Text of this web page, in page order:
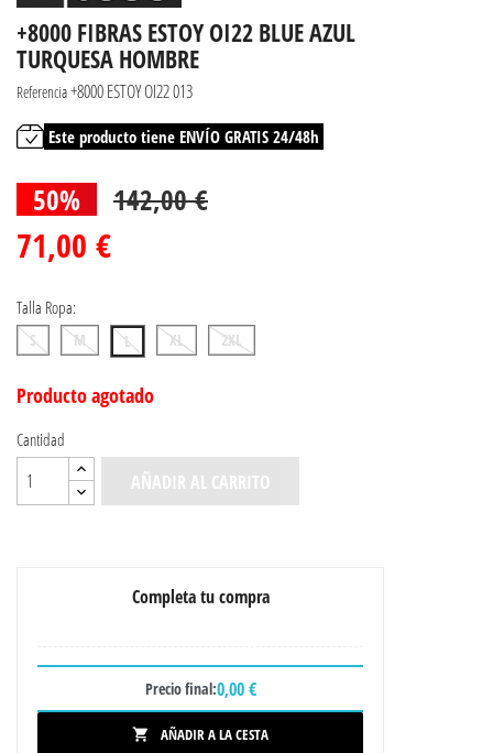
+8000 FIBRAS ESTOY OI22 BLUE AZUL
TURQUESA HOMBRE
Referencia+8000 ESTOY OI22 013
Este producto tiene ENVÍO GRATIS 24/48h
50% 142,00 €
71,00 €
Talla Ropa:
S M L XL 2XL
Producto agotado
Cantidad
AÑADIR AL CARRITO
Completa tu compra
Precio final:0,00 €
 AÑADIR A LA CESTA